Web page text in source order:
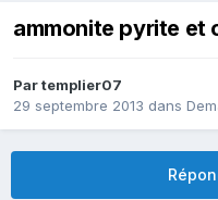
ammonite pyrite et
Partemplier07
29 septembre 2013 dans